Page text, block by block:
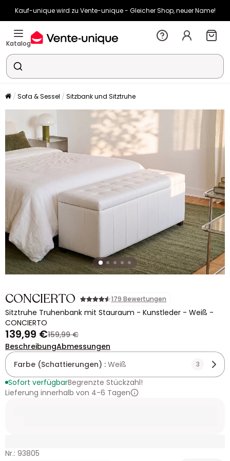
Kauf-unique wird zu Vente-unique - Gleicher Shop, neuer Name!
-10% ab 450€ mitENJOY10auf Vente-unique-Produkte
Noch:
Katalog
Sofa & Sessel Sitzbank und Sitztruhe
CONCIERTO 179 Bewertungen
Sitztruhe Truhenbank mit Stauraum - Kunstleder - Weiß -
CONCIERTO
139,99 €159,99 €
BeschreibungAbmessungen
Farbe (Schattierungen) : Weiß 3
Sofort verfügbarBegrenzte Stückzahl!
Lieferung innerhalb von 4-6 Tagen
Nr.: 93805